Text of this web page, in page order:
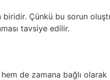
Çünkü bu sorun
tavsiye edilir.
de zamana bağlı